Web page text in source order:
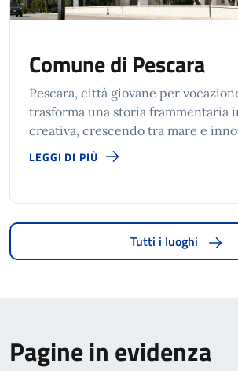
Comune di Pescara
Pescara, città giovane per
trasforma una storia frammentaria
creativa, crescendo tra mare e
LEGGI DI PIÙ
Tutti i luoghi
Pagine in evidenza